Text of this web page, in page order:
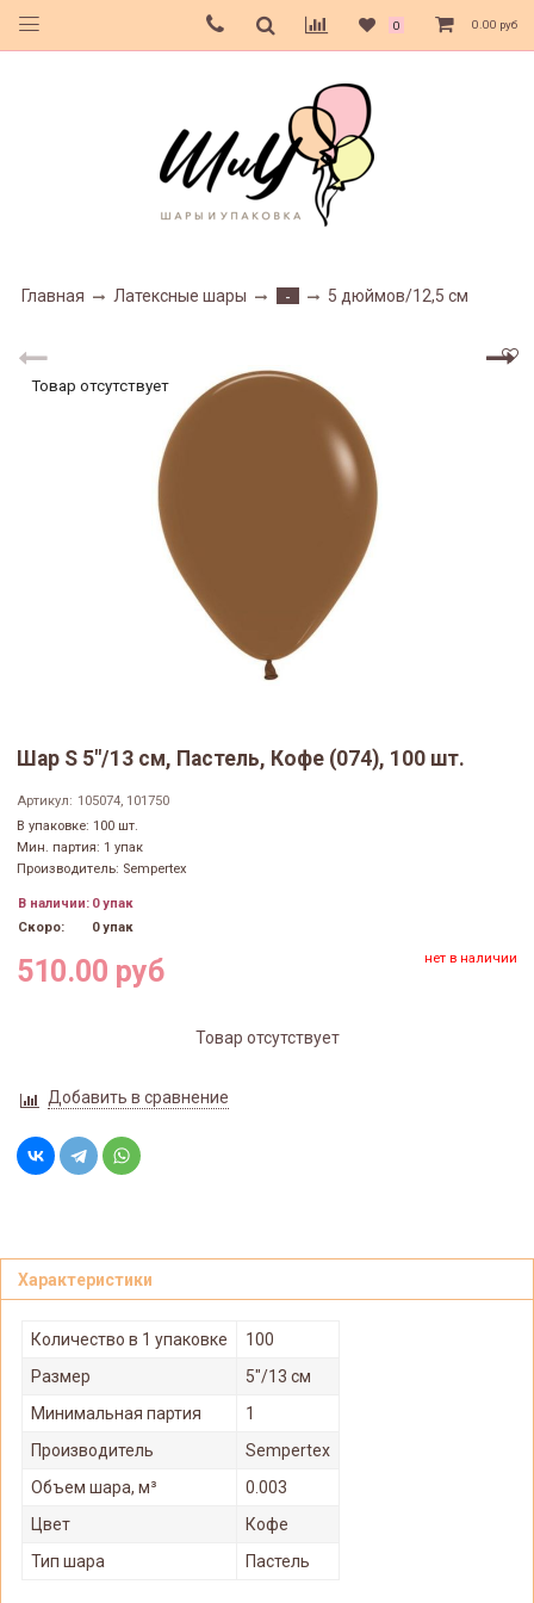
0 0.00 руб
Главная Латексные шары - 5 дюймов/12,5 см
Товар отсутствует
Шар S 5"/13 см, Пастель, Кофе (074), 100 шт.
Артикул: 105074, 101750
В упаковке: 100 шт.
Мин. партия: 1 упак
Производитель: Sempertex
В наличии: 0 упак
Скоро:
0 упак
510.00 руб нет в наличии
Товар отсутствует
Добавить в сравнение
Характеристики
Количество в 1 упаковке
100
Размер
5"/13 см
Минимальная партия
1
Производитель
Sempertex
Объем шара, м³
0.003
Цвет
Кофе
Тип шара
Пастель